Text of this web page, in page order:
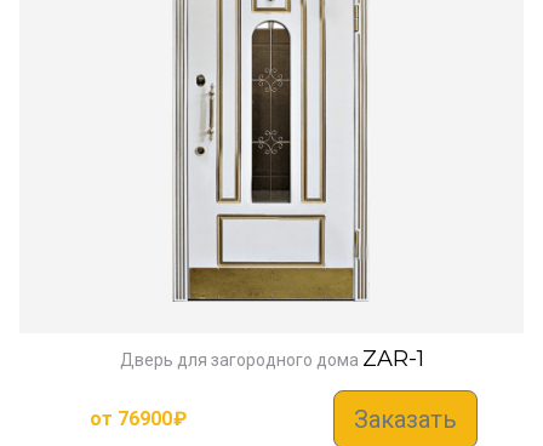
Дверь для загородного дома ZAR-1
от 76900₽ Заказать